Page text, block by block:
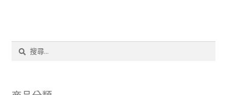
字: